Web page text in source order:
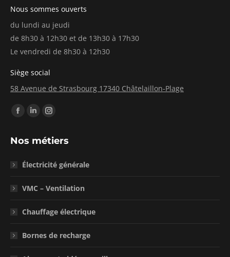
Nous sommes ouverts
du lundi au jeudi
de 8h30 à 12h30 et de 13h30 à 17h30
Le vendredi de 8h30 à 12h30
Siège social
58 Avenue de Strasbourg 17340 Châtelaillon-Plage
Trouvez nous sur :
La
Facebook
dans
fenêtre
LinkedIn
dans
fenêtre
La
Instagram
dans
fenêtre
Nos métiers
Électricité générale
VMC – Ventilation
Chauffage électrique
Bornes de recharge